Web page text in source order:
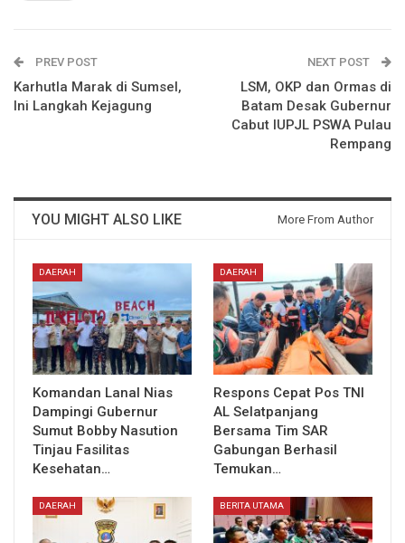
PREV POST
Karhutla Marak di Sumsel,
Ini Langkah Kejagung
NEXT POST
LSM, OKP dan Ormas di
Batam Desak Gubernur
Cabut IUPJL PSWA Pulau
Rempang
YOU MIGHT ALSO LIKE More From Author
DAERAH
Komandan Lanal Nias
Dampingi Gubernur
Sumut Bobby Nasution
Tinjau Fasilitas
Kesehatan…
DAERAH
Respons Cepat Pos TNI
AL Selatpanjang
Bersama Tim SAR
Gabungan Berhasil
Temukan…
DAERAH BERITA UTAMA